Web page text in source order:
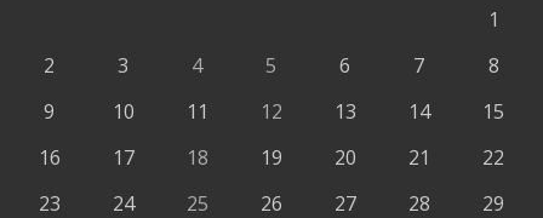
1
2
3 4 5 6 7
8
9
10 11 12 13 14
15
16
17 18 19 20 21
22
23
24 25 26 27 28
29